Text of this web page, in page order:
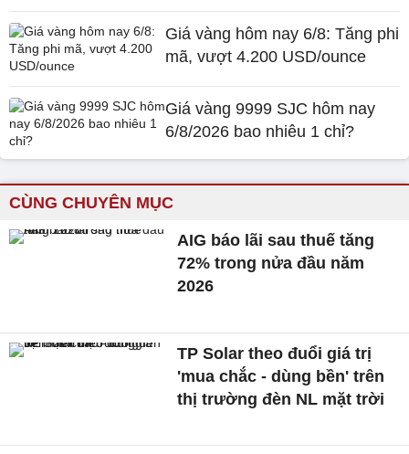
Giá vàng hôm nay 6/8: Tăng phi
mã, vượt 4.200 USD/ounce
Giá vàng 9999 SJC hôm nay
6/8/2026 bao nhiêu 1 chỉ?
CÙNG CHUYÊN MỤC
AIG báo lãi sau thuế tăng
72% trong nửa đầu năm
2026
TP Solar theo đuổi giá trị
'mua chắc - dùng bền' trên
thị trường đèn NL mặt trời